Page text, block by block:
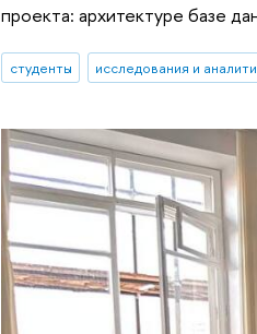
проекта: архитектуре базе
студенты исследования и